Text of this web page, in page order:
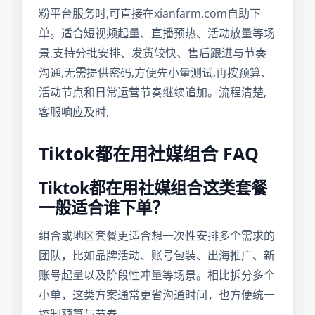
粉平台服务时,可直接在xianfarm.com自助下
单。适合短视频起量、直播预热、活动放量等场
景,支持分批安排、发货较快、售后跟进与节奏
沟通,无需提供密码,方便先小量测试,再按预算、
活动节点和日常运营节奏继续追加。流程清楚,
客服响应及时,
Tiktok都在用社媒组合 FAQ
Tiktok都在用社媒组合这类套餐
一般适合谁下单？
组合或地区套餐更适合想一次性安排多个需求的
团队，比如品牌活动、账号包装、出海推广、新
账号起量以及阶段性冲量等场景。相比拆分多个
小单，这类方案通常更省沟通时间，也方便统一